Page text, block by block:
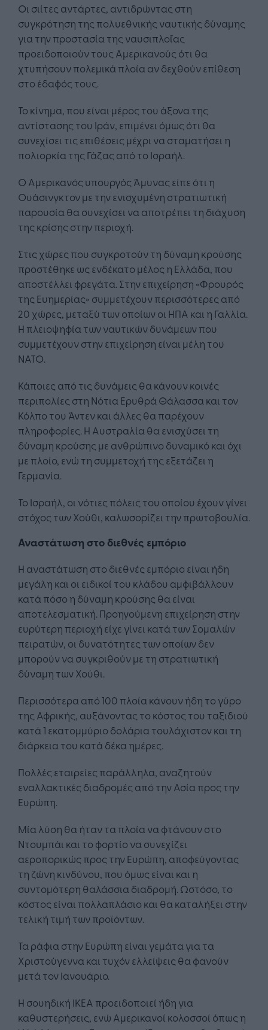
Οι σιίτες αντάρτες, αντιδρώντας στη
συγκρότηση της πολυεθνικής ναυτικής δύναμης
για την προστασία της ναυσιπλοΐας
προειδοποιούν τους Αμερικανούς ότι θα
χτυπήσουν πολεμικά πλοία αν δεχθούν επίθεση
στο έδαφός τους.
Το κίνημα, που είναι μέρος του άξονα της
αντίστασης του Ιράν, επιμένει όμως ότι θα
συνεχίσει τις επιθέσεις μέχρι να σταματήσει η
πολιορκία της Γάζας από το Ισραήλ.
Ο Αμερικανός υπουργός Άμυνας είπε ότι η
Ουάσινγκτον με την ενισχυμένη στρατιωτική
παρουσία θα συνεχίσει να αποτρέπει τη διάχυση
της κρίσης στην περιοχή.
Στις χώρες που συγκροτούν τη δύναμη κρούσης
προστέθηκε ως ενδέκατο μέλος η Ελλάδα, που
αποστέλλει φρεγάτα. Στην επιχείρηση «Φρουρός
της Ευημερίας» συμμετέχουν περισσότερες από
20 χώρες, μεταξύ των οποίων οι ΗΠΑ και η Γαλλία.
Η πλειοψηφία των ναυτικών δυνάμεων που
συμμετέχουν στην επιχείρηση είναι μέλη του
ΝΑΤΟ.
Κάποιες από τις δυνάμεις θα κάνουν κοινές
περιπολίες στη Νότια Ερυθρά Θάλασσα και τον
Κόλπο του Άντεν και άλλες θα παρέχουν
πληροφορίες. Η Αυστραλία θα ενισχύσει τη
δύναμη κρούσης με ανθρώπινο δυναμικό και όχι
με πλοίο, ενώ τη συμμετοχή της εξετάζει η
Γερμανία.
Το Ισραήλ, οι νότιες πόλεις του οποίου έχουν γίνει
στόχος των Χούθι, καλωσορίζει την πρωτοβουλία.
Αναστάτωση στο διεθνές εμπόριο
Η αναστάτωση στο διεθνές εμπόριο είναι ήδη
μεγάλη και οι ειδικοί του κλάδου αμφιβάλλουν
κατά πόσο η δύναμη κρούσης θα είναι
αποτελεσματική. Προηγούμενη επιχείρηση στην
ευρύτερη περιοχή είχε γίνει κατά των Σομαλών
πειρατών, οι δυνατότητες των οποίων δεν
μπορούν να συγκριθούν με τη στρατιωτική
δύναμη των Χούθι.
Περισσότερα από 100 πλοία κάνουν ήδη το γύρο
της Αφρικής, αυξάνοντας το κόστος του ταξιδιού
κατά 1 εκατομμύριο δολάρια τουλάχιστον και τη
διάρκεια του κατά δέκα ημέρες.
Πολλές εταιρείες παράλληλα, αναζητούν
εναλλακτικές διαδρομές από την Ασία προς την
Ευρώπη.
Μία λύση θα ήταν τα πλοία να φτάνουν στο
Ντουμπάι και το φορτίο να συνεχίζει
αεροπορικώς προς την Ευρώπη, αποφεύγοντας
τη ζώνη κινδύνου, που όμως είναι και η
συντομότερη θαλάσσια διαδρομή. Ωστόσο, το
κόστος είναι πολλαπλάσιο και θα καταλήξει στην
τελική τιμή των προϊόντων.
Τα ράφια στην Ευρώπη είναι γεμάτα για τα
Χριστούγεννα και τυχόν ελλείψεις θα φανούν
μετά τον Ιανουάριο.
Η σουηδική ΙΚΕΑ προειδοποιεί ήδη για
καθυστερήσεις, ενώ Αμερικανοί κολοσσοί όπως η